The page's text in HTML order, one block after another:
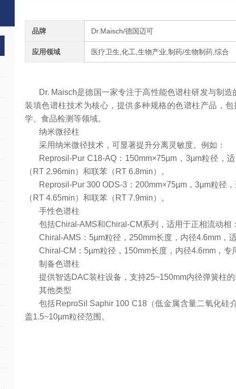
品牌 Dr.Maisch/德国迈可
应用领域 医疗卫生,化工,生物产业,制药/生物制药,综合
Dr. Maisch是德国一家专注于高性能色谱柱研发与制
装填色谱柱技术为核心，提供多种规格的色谱柱产品，
学、食品检测等领域。
纳米微径柱
采用纳米微径技术，可显著提升分离灵敏度。例如：
‌Reprosil-Pur C18-AQ‌：150mm×75µm，3µm粒径，
（RT 2.96min）和联苯（RT 6.8min）。 ‌
‌Reprosil-Pur 300 ODS-3‌：200mm×75µm，3µm粒径
（RT 4.65min）和联苯（RT 7.9min）。 ‌
手性色谱柱
包括Chiral-AMS和Chiral-CM系列，适用于正相流动相：
‌Chiral-AMS‌：5µm粒径，250mm长度，内径4.6mm，
‌Chiral-CM‌：5µm粒径，150mm长度，内径4.6mm，专
制备色谱柱
提供智选DAC装柱设备，支持25~150mm内径弹簧柱
其他类型
包括ReproSil Saphir 100 C18（低金属含量二氧化硅
盖1.5~10µm粒径范围。